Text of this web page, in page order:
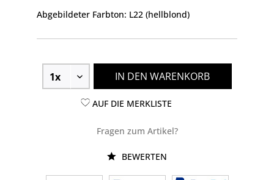
Abgebildeter Farbton: L22 (hellblond)
IN DEN WARENKORB
AUF DIE MERKLISTE
Fragen zum Artikel?
BEWERTEN